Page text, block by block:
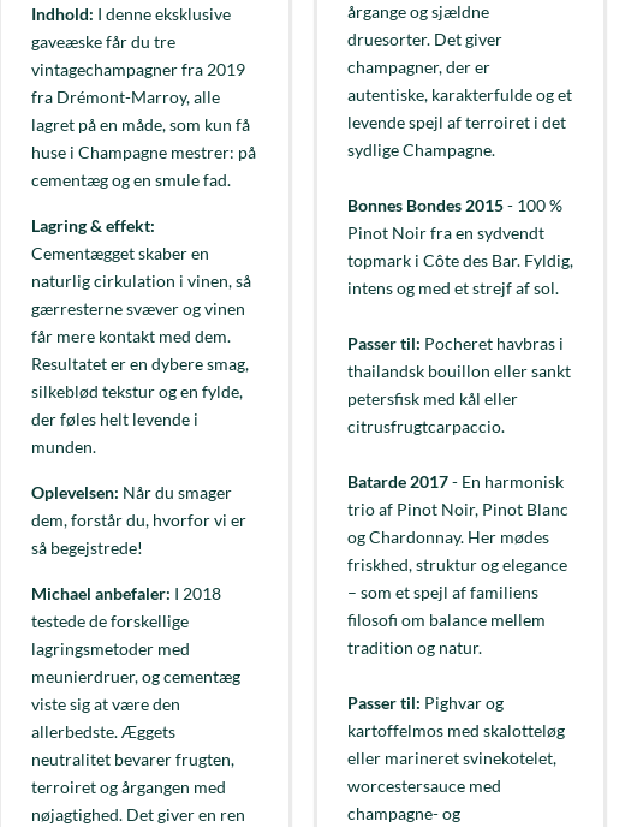
Indhold: I denne eksklusive
gaveæske får du tre
vintagechampagner fra 2019
fra Drémont-Marroy, alle
lagret på en måde, som kun få
huse i Champagne mestrer: på
cementæg og en smule fad.
Lagring & effekt:
Cementægget skaber en
naturlig cirkulation i vinen, så
gærresterne svæver og vinen
får mere kontakt med dem.
Resultatet er en dybere smag,
silkeblød tekstur og en fylde,
der føles helt levende i
munden.
Oplevelsen: Når du smager
dem, forstår du, hvorfor vi er
så begejstrede!
Michael anbefaler: I 2018
testede de forskellige
lagringsmetoder med
meunierdruer, og cementæg
viste sig at være den
allerbedste. Æggets
neutralitet bevarer frugten,
terroiret og årgangen med
nøjagtighed. Det giver en ren
årgange og sjældne
druesorter. Det giver
champagner, der er
autentiske, karakterfulde og et
levende spejl af terroiret i det
sydlige Champagne.
Bonnes Bondes 2015- 100 %
Pinot Noir fra en sydvendt
topmark i Côte des Bar. Fyldig,
intens og med et strejf af sol.
Passer til: Pocheret havbras i
thailandsk bouillon eller sankt
petersfisk med kål eller
citrusfrugtcarpaccio.
Batarde 2017- En harmonisk
trio af Pinot Noir, Pinot Blanc
og Chardonnay. Her mødes
friskhed, struktur og elegance
– som et spejl af familiens
filosofi om balance mellem
tradition og natur.
Passer til: Pighvar og
kartoffelmos med skalotteløg
eller marineret svinekotelet,
worcestersauce med
champagne- og